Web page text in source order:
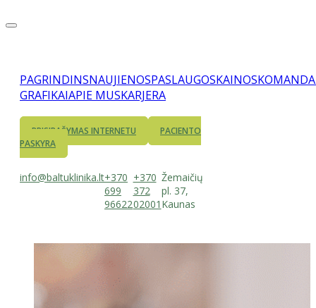
PAGRINDINSNAUJIENOSPASLAUGOSKAINOSKOMANDA
GRAFIKAIAPIE MUSKARJERA
PRISIRAŠYMAS INTERNETU
PACIENTO
PASKYRA
info@baltuklinika.lt+370
699
96622
+370
372
02001
Žemaičių
pl. 37,
Kaunas
ĮMONIŲ DARBUOTOJŲ
SVEIKATOS PATIKRA